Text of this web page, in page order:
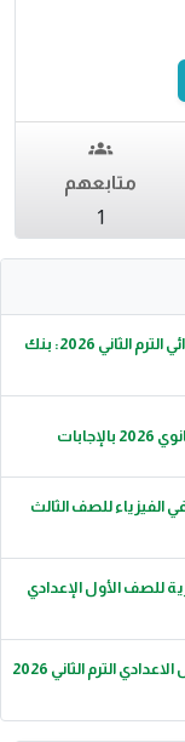
متابعهم
1
مراجعة التربية الدينية للصف السادس الابتدائي الترم الثاني 2026: بنك
الفيزياء للصف الثالث
للصف الأول الإعدادي
تحميل براجرافات اللغة الانجليزية للصف الأول الاعدادي الترم الثاني 2026